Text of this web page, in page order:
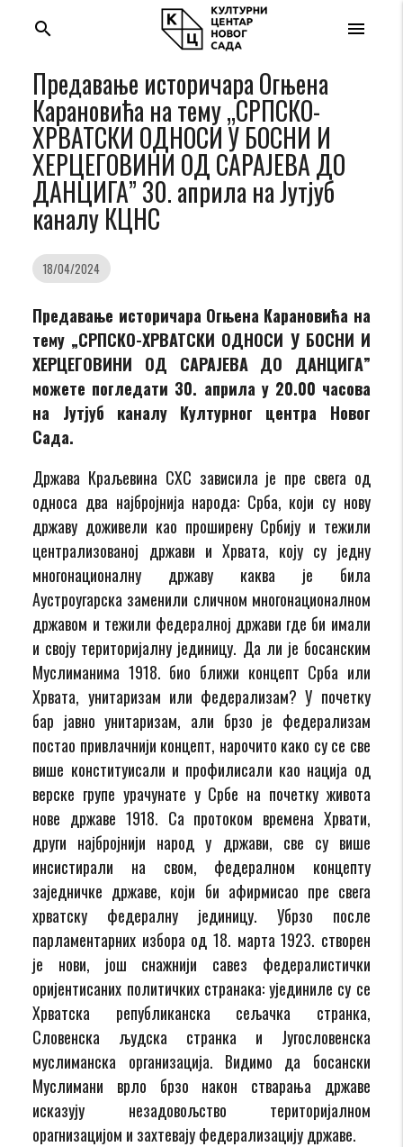
menu
search
Предавање историчара Огњена
Карановића на тему „СРПСКО-
ХРВАТСКИ ОДНОСИ У БОСНИ И
ХЕРЦЕГОВИНИ ОД САРАЈЕВА ДО
ДАНЦИГА” 30. априла на Јутјуб
каналу КЦНС
18/04/2024
Предавање историчара Огњена Карановића на
тему „СРПСКО-ХРВАТСКИ ОДНОСИ У БОСНИ И
ХЕРЦЕГОВИНИ ОД САРАЈЕВА ДО ДАНЦИГА”
можете погледати 30. априла у 20.00 часова
на Јутјуб каналу Културног центра Новог
Сада.
Држава Краљевина СХС зависила је пре свега од
односа два најбројнија народа: Срба, који су нову
државу доживели као проширену Србију и тежили
централизованој држави и Хрвата, коју су једну
многонационалну државу каква је била
Аустроугарска заменили сличном многонационалном
државом и тежили федералној држави где би имали
и своју територијалну јединицу. Да ли је босанским
Муслиманима 1918. био ближи концепт Срба или
Хрвата, унитаризам или федерализам? У почетку
бар јавно унитаризам, али брзо je федерализам
постао привлачнији концепт, нарочито како су се све
више конституисали и профилисали као нација од
верске групе урачунате у Србе на почетку живота
нове државе 1918. Са протоком времена Хрвати,
други најбројнији народ у држави, све су више
инсистирали на свом, федералном концепту
заједничке државе, који би афирмисао пре свега
хрватску федералну јединицу. Убрзо после
парламентарних избора од 18. марта 1923. створен
је нови, још снажнији савез федералистички
оријентисаних политичких странака: ујединиле су се
Хрватска републиканска сељачка странка,
Словенска људска странка и Југословенска
муслиманска организација. Видимо да босански
Муслимани врло брзо након стварања државе
исказују незадовољство територијалном
орагнизацијом и захтевају федерализацију државе.